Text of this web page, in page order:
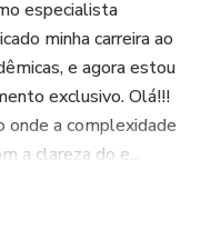
à submissão,
Você terá
desde a
especialista
minha carreira ao
e agora estou
exclusivo. Olá!!!
onde a complexidade
a clareza do e...